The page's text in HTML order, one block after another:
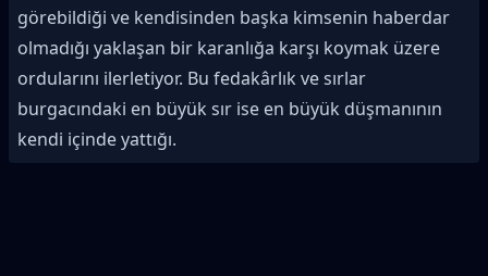
görebildiği ve kendisinden başka kimsenin haberdar
olmadığı yaklaşan bir karanlığa karşı koymak üzere
ordularını ilerletiyor. Bu fedakârlık ve sırlar
burgacındaki en büyük sır ise en büyük düşmanının
kendi içinde yattığı.